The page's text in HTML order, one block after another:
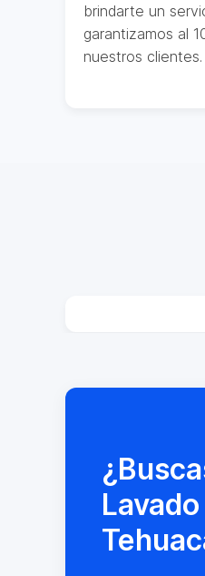
brindarte un
garantizamos al
nuestros clientes.